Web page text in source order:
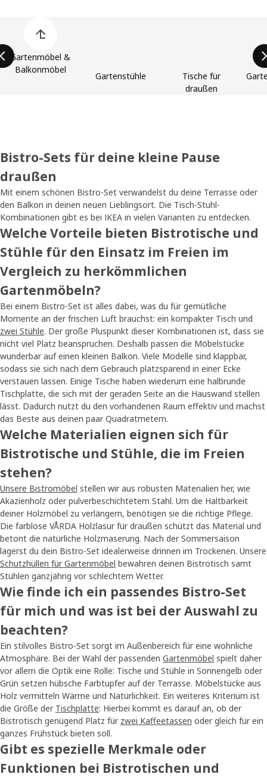
Gartenmöbel &
Balkonmöbel
Gartenstühle
Tische für
draußen
Bistro-Sets für deine kleine Pause
draußen
Mit einem schönen Bistro-Set verwandelst du deine Terrasse oder
den Balkon in deinen neuen Lieblingsort. Die Tisch-Stuhl-
Kombinationen gibt es bei IKEA in vielen Varianten zu entdecken.
Welche Vorteile bieten Bistrotische und
Stühle für den Einsatz im Freien im
Vergleich zu herkömmlichen
Gartenmöbeln?
Bei einem Bistro-Set ist alles dabei, was du für gemütliche
Momente an der frischen Luft brauchst: ein kompakter Tisch und
zwei Stühle. Der große Pluspunkt dieser Kombinationen ist, dass sie
nicht viel Platz beanspruchen. Deshalb passen die Möbelstücke
wunderbar auf einen kleinen Balkon. Viele Modelle sind klappbar,
sodass sie sich nach dem Gebrauch platzsparend in einer Ecke
verstauen lassen. Einige Tische haben wiederum eine halbrunde
Tischplatte, die sich mit der geraden Seite an die Hauswand stellen
lässt. Dadurch nutzt du den vorhandenen Raum effektiv und machst
das Beste aus deinen paar Quadratmetern.
Welche Materialien eignen sich für
Bistrotische und Stühle, die im Freien
stehen?
Unsere Bistromöbel stellen wir aus robusten Materialien her, wie
Akazienholz oder pulverbeschichtetem Stahl. Um die Haltbarkeit
deiner Holzmöbel zu verlängern, benötigen sie die richtige Pflege.
Die farblose VÅRDA Holzlasur für draußen schützt das Material und
betont die natürliche Holzmaserung. Nach der Sommersaison
lagerst du dein Bistro-Set idealerweise drinnen im Trockenen. Unsere
Schutzhüllen für Gartenmöbel bewahren deinen Bistrotisch samt
Stühlen ganzjährig vor schlechtem Wetter.
Wie finde ich ein passendes Bistro-Set
für mich und was ist bei der Auswahl zu
beachten?
Ein stilvolles Bistro-Set sorgt im Außenbereich für eine wohnliche
Atmosphäre. Bei der Wahl der passenden Gartenmöbel spielt daher
vor allem die Optik eine Rolle: Tische und Stühle in Sonnengelb oder
Grün setzen hübsche Farbtupfer auf der Terrasse. Möbelstücke aus
Holz vermitteln Wärme und Natürlichkeit. Ein weiteres Kriterium ist
die Größe der Tischplatte: Hierbei kommt es darauf an, ob der
Bistrotisch genügend Platz für zwei Kaffeetassen oder gleich für ein
ganzes Frühstück bieten soll.
Gibt es spezielle Merkmale oder
Funktionen bei Bistrotischen und